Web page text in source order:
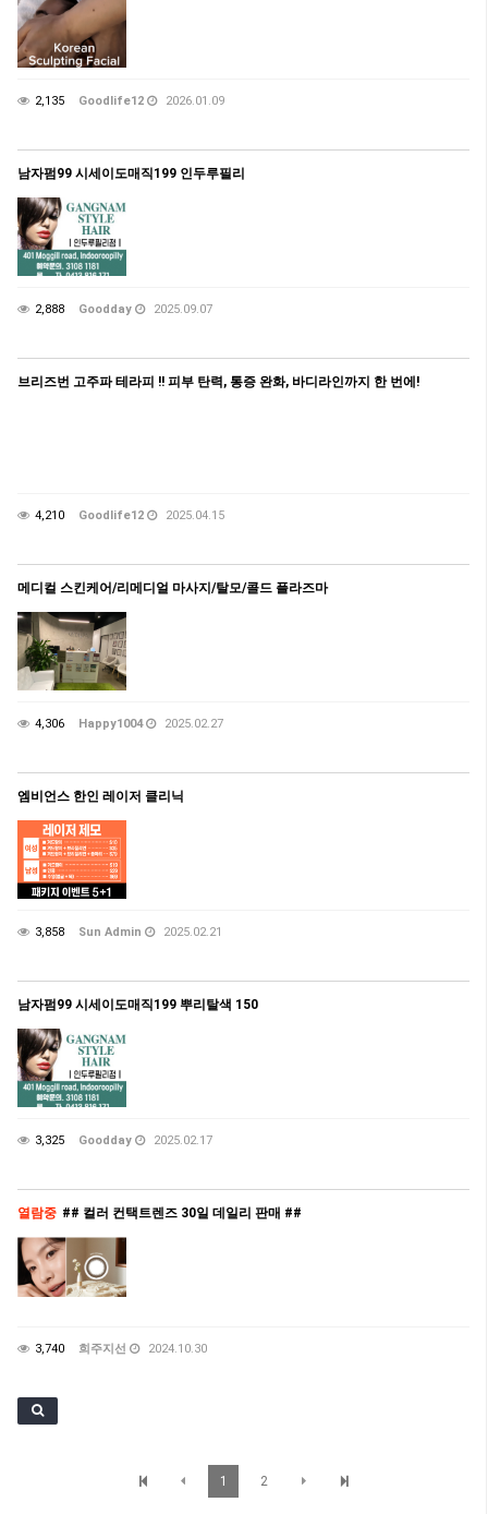
2,135 Goodlife12 2026.01.09
남자펌99 시세이도매직199 인두루필리
2,888 Goodday 2025.09.07
브리즈번 고주파 테라피 !! 피부 탄력, 통증 완화, 바디라인까지 한 번에!
4,210 Goodlife12 2025.04.15
메디컬 스킨케어/리메디얼 마사지/탈모/콜드 플라즈마
4,306 Happy1004 2025.02.27
엠비언스 한인 레이저 클리닉
3,858 Sun Admin 2025.02.21
남자펌99 시세이도매직199 뿌리탈색 150
3,325 Goodday 2025.02.17
열람중 ## 컬러 컨택트렌즈 30일 데일리 판매 ##
3,740 희주지선 2024.10.30
1 2